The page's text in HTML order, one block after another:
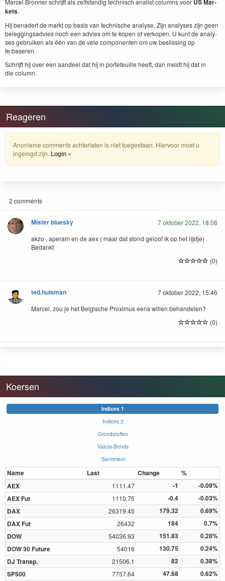
kets.
Hij benadert de markt op basis van tech­nis­che analyse. Zijn analy­ses zijn geen
beleg­gingsad­vies noch een advies om te kopen of verkopen. U kunt de analy­
ses gebruiken als één van de vele com­po­nen­ten om uw besliss­ing op
te baseren.
Schri­jft hij over een aan­deel dat hij in porte­feuille heeft, dan meldt hij dat in
die column.
Reageren
Anonieme comments achterlaten is niet toegestaan. Hiervoor moet u
ingelogd zijn. Login »
2 comments
Mister bluesky
7 oktober 2022, 18:08
akzo , aperam en de aex ( maar dat stond geloof ik op het lijstje) .
Bedankt
(0)
ted.hulsman
7 oktober 2022, 15:46
Marcel, zou je het Belgische Proximus eens willen behandelen?
(0)
Koersen
Indices 1
Indices 2
Grondstoffen
Valuta-Bonds
Sentiment
Name Last Change
%
AEX
1111.47 -1
-0.09%
AEX Fut
1110.75 -0.4
-0.03%
DAX
26319.45 179.32
0.69%
DAX Fut
26432 184
0.7%
DOW
54036.93 151.83
0.28%
DOW 30 Future
54016 130.75
0.24%
DJ Transp.
21506.1 82
0.38%
SP500
7757.64 47.68
0.62%